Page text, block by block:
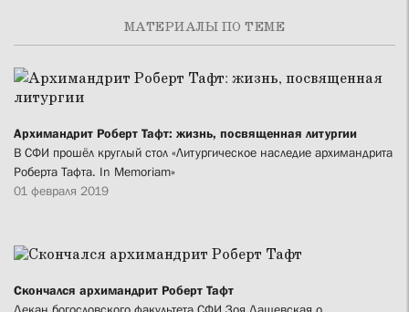
МАТЕРИАЛЫ ПО ТЕМЕ
Архимандрит Роберт Тафт: жизнь, посвященная литургии
В СФИ прошёл круглый стол «Литургическое наследие архимандрита
Роберта Тафта. In Memoriam»
01 февраля 2019
Скончался архимандрит Роберт Тафт
Декан богословского факультета СФИ Зоя Дашевская о